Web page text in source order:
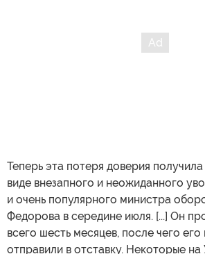
Теперь эта потеря доверия
виде внезапного и неожиданного
и очень популярного министра
Федорова в середине июля. [...] Он
всего шесть месяцев, после чего
отправили в отставку. Некоторые